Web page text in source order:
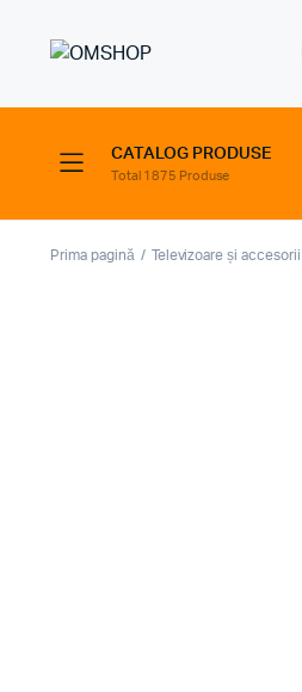
CATALOG PRODUSE
Total 1875 Produse
Prima pagină Televizoare și accesorii